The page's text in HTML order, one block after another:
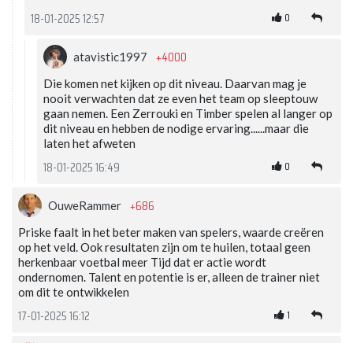
18-01-2025 12:57 0
atavistic1997 +4000
Die komen net kijken op dit niveau. Daarvan mag je
nooit verwachten dat ze even het team op sleeptouw
gaan nemen. Een Zerrouki en Timber spelen al langer op
dit niveau en hebben de nodige ervaring......maar die
laten het afweten
18-01-2025 16:49 0
OuweRammer +686
Priske faalt in het beter maken van spelers, waarde creëren
op het veld. Ook resultaten zijn om te huilen, totaal geen
herkenbaar voetbal meer Tijd dat er actie wordt
ondernomen. Talent en potentie is er, alleen de trainer niet
om dit te ontwikkelen
17-01-2025 16:12 1